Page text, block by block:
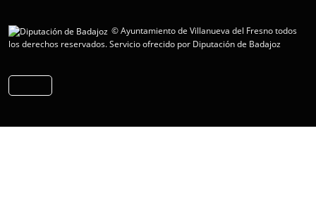
© Ayuntamiento de Villanueva del Fresno todos
los derechos reservados.Servicio ofrecido por Diputación de Badajoz